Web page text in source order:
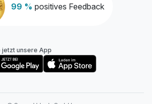
99 % positives Feedback
jetzt unsere App